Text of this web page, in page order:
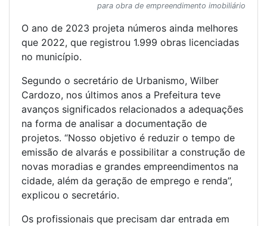
para obra de empreendimento imobiliário
O ano de 2023 projeta números ainda melhores
que 2022, que registrou 1.999 obras licenciadas
no município.
Segundo o secretário de Urbanismo, Wilber
Cardozo, nos últimos anos a Prefeitura teve
avanços significados relacionados a adequações
na forma de analisar a documentação de
projetos. “Nosso objetivo é reduzir o tempo de
emissão de alvarás e possibilitar a construção de
novas moradias e grandes empreendimentos na
cidade, além da geração de emprego e renda”,
explicou o secretário.
Os profissionais que precisam dar entrada em